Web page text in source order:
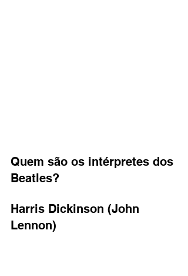
Quem são os intérpretes dos
Beatles?
Harris Dickinson (John
Lennon)